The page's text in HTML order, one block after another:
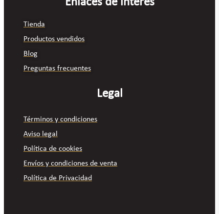
Tienda
Productos vendidos
Blog
Preguntas frecuentes
Legal
Términos y condiciones
Aviso legal
Política de cookies
Envíos y condiciones de venta
Política de Privacidad